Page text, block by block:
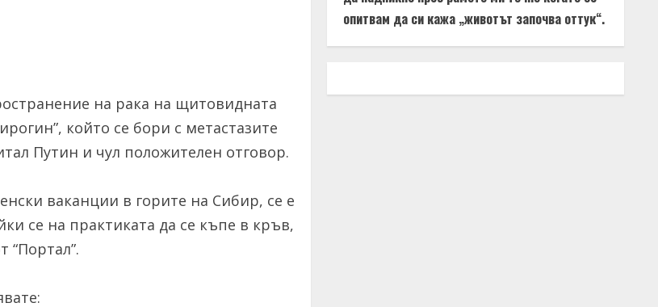
на рака на щитовидната
който се бори с метастазите
Путин и чул положителен отговор.
ваканции в горите на Сибир, се е
се на практиката да се къпе в кръв,
“Портал”.
опитвам да си кажа „животът започва оттук“.